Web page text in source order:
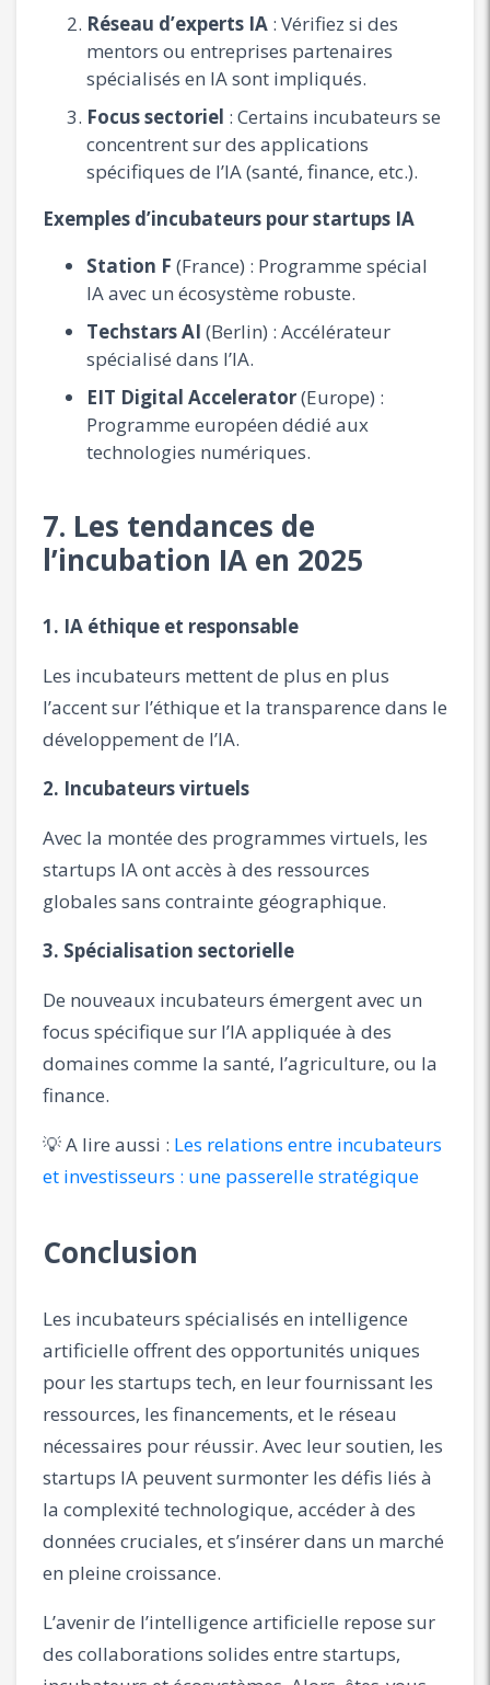
Réseau d’experts IA : Vérifiez si des
mentors ou entreprises partenaires
spécialisés en IA sont impliqués.
Focus sectoriel : Certains incubateurs se
concentrent sur des applications
spécifiques de l’IA (santé, finance, etc.).
Exemples d’incubateurs pour startups IA
Station F (France) : Programme spécial
IA avec un écosystème robuste.
Techstars AI (Berlin) : Accélérateur
spécialisé dans l’IA.
EIT Digital Accelerator(Europe) :
Programme européen dédié aux
technologies numériques.
7. Les tendances de
l’incubation IA en 2025
1. IA éthique et responsable
Les incubateurs mettent de plus en plus
l’accent sur l’éthique et la transparence dans le
développement de l’IA.
2. Incubateurs virtuels
Avec la montée des programmes virtuels, les
startups IA ont accès à des ressources
globales sans contrainte géographique.
3. Spécialisation sectorielle
De nouveaux incubateurs émergent avec un
focus spécifique sur l’IA appliquée à des
domaines comme la santé, l’agriculture, ou la
finance.
💡 A lire aussi : Les relations entre incubateurs
et investisseurs : une passerelle stratégique
Conclusion
Les incubateurs spécialisés en intelligence
artificielle offrent des opportunités uniques
pour les startups tech, en leur fournissant les
ressources, les financements, et le réseau
nécessaires pour réussir. Avec leur soutien, les
startups IA peuvent surmonter les défis liés à
la complexité technologique, accéder à des
données cruciales, et s’insérer dans un marché
en pleine croissance.
L’avenir de l’intelligence artificielle repose sur
des collaborations solides entre startups,